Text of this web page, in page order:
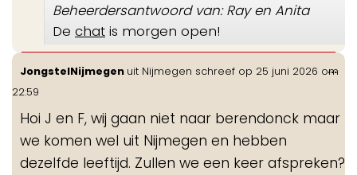
Beheerdersantwoord van: Ray en Anita
De chat is morgen open!
JongstelNijmegen uit Nijmegen schreef op 25 juni 2026 om
22:59
Hoi J en F, wij gaan niet naar berendonck maar
we komen wel uit Nijmegen en hebben
dezelfde leeftijd. Zullen we een keer afspreken?
...